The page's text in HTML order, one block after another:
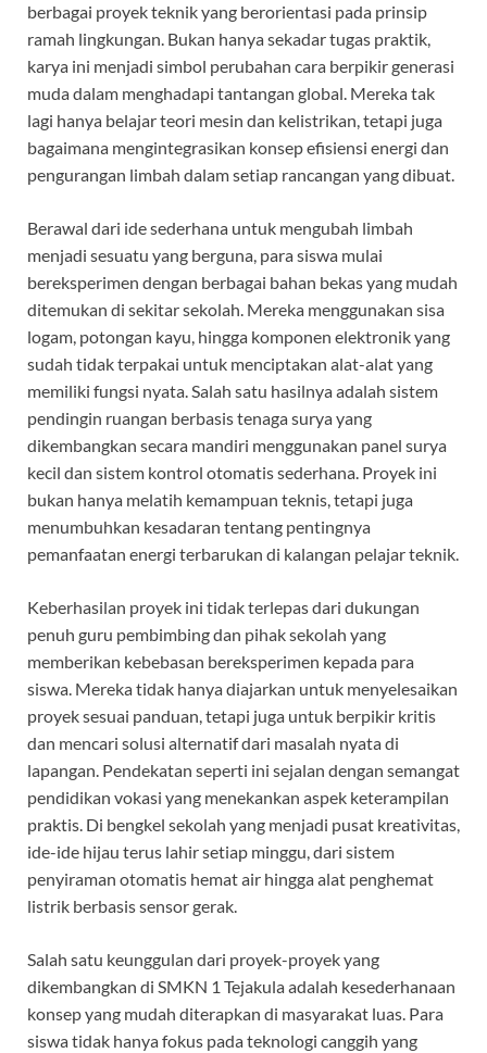
berbagai proyek teknik yang berorientasi pada prinsip
ramah lingkungan. Bukan hanya sekadar tugas praktik,
karya ini menjadi simbol perubahan cara berpikir generasi
muda dalam menghadapi tantangan global. Mereka tak
lagi hanya belajar teori mesin dan kelistrikan, tetapi juga
bagaimana mengintegrasikan konsep efisiensi energi dan
pengurangan limbah dalam setiap rancangan yang dibuat.
Berawal dari ide sederhana untuk mengubah limbah
menjadi sesuatu yang berguna, para siswa mulai
bereksperimen dengan berbagai bahan bekas yang mudah
ditemukan di sekitar sekolah. Mereka menggunakan sisa
logam, potongan kayu, hingga komponen elektronik yang
sudah tidak terpakai untuk menciptakan alat-alat yang
memiliki fungsi nyata. Salah satu hasilnya adalah sistem
pendingin ruangan berbasis tenaga surya yang
dikembangkan secara mandiri menggunakan panel surya
kecil dan sistem kontrol otomatis sederhana. Proyek ini
bukan hanya melatih kemampuan teknis, tetapi juga
menumbuhkan kesadaran tentang pentingnya
pemanfaatan energi terbarukan di kalangan pelajar teknik.
Keberhasilan proyek ini tidak terlepas dari dukungan
penuh guru pembimbing dan pihak sekolah yang
memberikan kebebasan bereksperimen kepada para
siswa. Mereka tidak hanya diajarkan untuk menyelesaikan
proyek sesuai panduan, tetapi juga untuk berpikir kritis
dan mencari solusi alternatif dari masalah nyata di
lapangan. Pendekatan seperti ini sejalan dengan semangat
pendidikan vokasi yang menekankan aspek keterampilan
praktis. Di bengkel sekolah yang menjadi pusat kreativitas,
ide-ide hijau terus lahir setiap minggu, dari sistem
penyiraman otomatis hemat air hingga alat penghemat
listrik berbasis sensor gerak.
Salah satu keunggulan dari proyek-proyek yang
dikembangkan di SMKN 1 Tejakula adalah kesederhanaan
konsep yang mudah diterapkan di masyarakat luas. Para
siswa tidak hanya fokus pada teknologi canggih yang